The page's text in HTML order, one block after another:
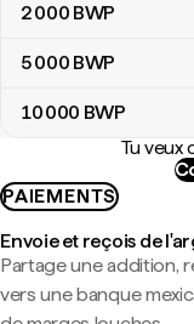
2 000 BWP
5 000 BWP
10 000 BWP
Tu veux
PAIEMENTS
Envoie et reçois de
Partage une addition,
vers une banque